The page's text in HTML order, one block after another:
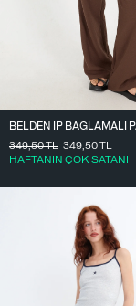
349,50TL
HAFTANIN ÇOK SATANI
349,50TL